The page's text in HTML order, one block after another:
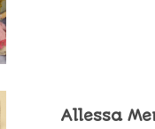
Allessa